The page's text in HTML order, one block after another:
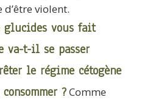
violent.
glucides vous fait
va-t-il se passer
le régime cétogène
?Comme